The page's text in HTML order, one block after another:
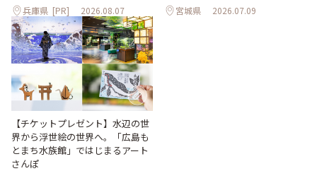
兵庫県 [PR] 2026.08.07 宮城県 2026.07.09
【チケットプレゼント】水辺の世
界から浮世絵の世界へ。「広島も
とまち水族館」ではじまるアート
さんぽ